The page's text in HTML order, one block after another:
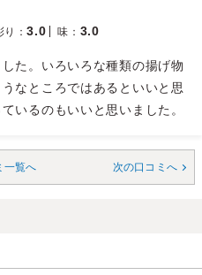
り ：3.0 味 ： 3.0
た。いろいろな種類の揚げ物
なところではあるといいと思
いるのもいいと思いました。
一覧へ 次の口コミへ